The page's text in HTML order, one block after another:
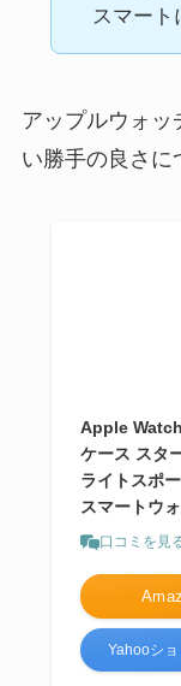
スマート
アップルウォッ
い勝手の良さに
Apple
ケース スタ
ライトスポ
スマートウ
口コミを見
Yahooシ